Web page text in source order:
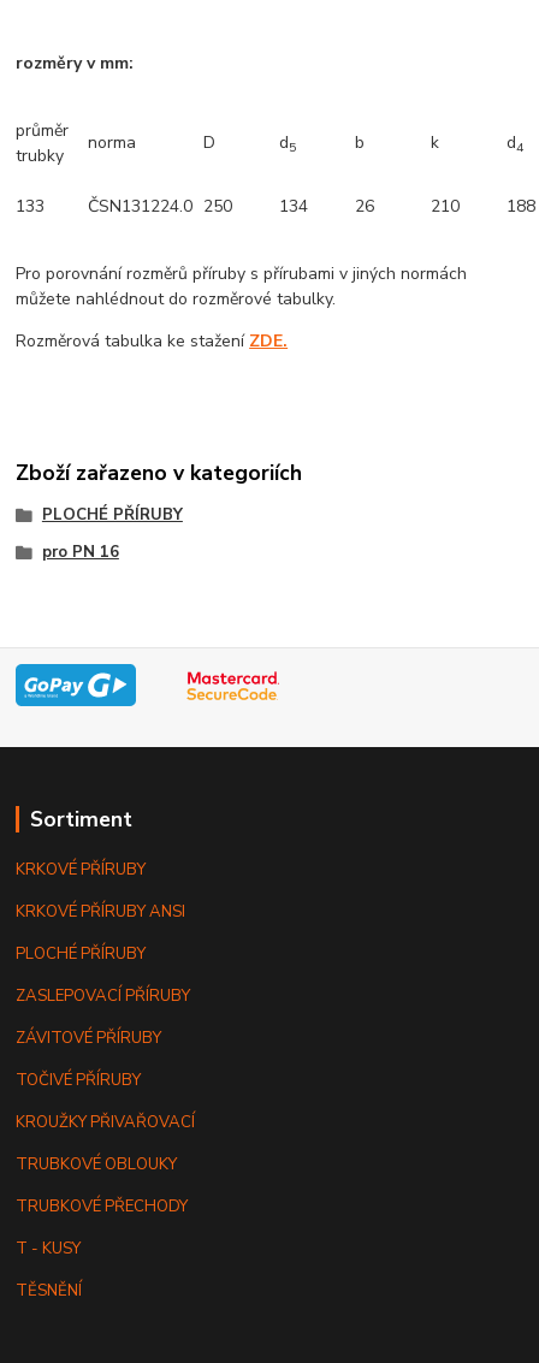
rozměry v mm:
průměr
trubky
norma D d5 b k d4
133 ČSN131224.0 250 134 26 210 188
Pro porovnání rozměrů příruby s přírubami v jiných normách
můžete nahlédnout do rozměrové tabulky.
Rozměrová tabulka ke stažení ZDE.
Zboží zařazeno v kategoriích
PLOCHÉ PŘÍRUBY
pro PN 16
Sortiment
KRKOVÉ PŘÍRUBY
KRKOVÉ PŘÍRUBY ANSI
PLOCHÉ PŘÍRUBY
ZASLEPOVACÍ PŘÍRUBY
ZÁVITOVÉ PŘÍRUBY
TOČIVÉ PŘÍRUBY
KROUŽKY PŘIVAŘOVACÍ
TRUBKOVÉ OBLOUKY
TRUBKOVÉ PŘECHODY
T - KUSY
TĚSNĚNÍ